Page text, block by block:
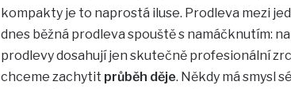
kompakty je to naprostá iluse. Prodleva mezi
dnes běžná prodleva spouště s namáčknutím:
prodlevy dosahují jen skutečně profesionální
chceme zachytit průběh děje. Někdy má smysl